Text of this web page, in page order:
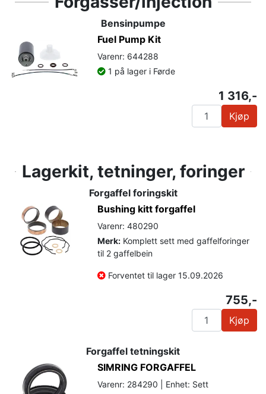
Bensinpumpe
Fuel Pump Kit
Varenr: 644288
1 på lager i Førde
1 316,-
Kjøp
Lagerkit, tetninger, foringer
Forgaffel foringskit
Bushing kitt forgaffel
Varenr: 480290
Merk: Komplett sett med gaffelforinger
til 2 gaffelbein
Forventet til lager 15.09.2026
755,-
Kjøp
Forgaffel tetningskit
SIMRING FORGAFFEL
Varenr: 284290 | Enhet: Sett